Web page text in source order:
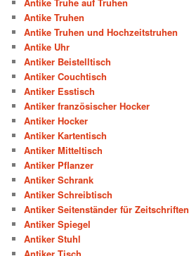
Antike Truhen
Antike Truhen und Hochzeitstruhen
Antike Uhr
Antiker Beistelltisch
Antiker Couchtisch
Antiker Esstisch
Antiker französischer Hocker
Antiker Hocker
Antiker Kartentisch
Antiker Mitteltisch
Antiker Pflanzer
Antiker Schrank
Antiker Schreibtisch
Antiker Seitenständer für Zeitschriften
Antiker Spiegel
Antiker Stuhl
Antiker Tisch